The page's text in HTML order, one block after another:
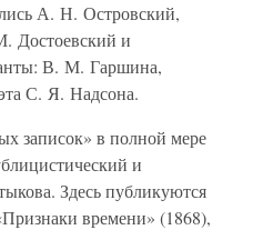
А. Н. Островский,
Достоевский и
В. М. Гаршина,
С. Я. Надсона.
записок» в полной мере
и
Здесь публикуются
времени» (1868),